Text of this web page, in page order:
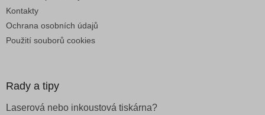
Kontakty
Ochrana osobních údajů
Použití souborů cookies
Rady a tipy
Laserová nebo inkoustová tiskárna?